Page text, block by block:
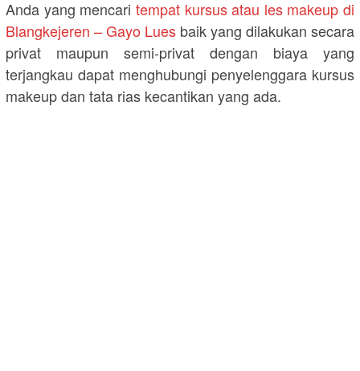
Anda yang mencari tempat kursus atau les makeup di
Blangkejeren – Gayo Lues baik yang dilakukan secara
privat maupun semi-privat dengan biaya yang
terjangkau dapat menghubungi penyelenggara kursus
makeup dan tata rias kecantikan yang ada.